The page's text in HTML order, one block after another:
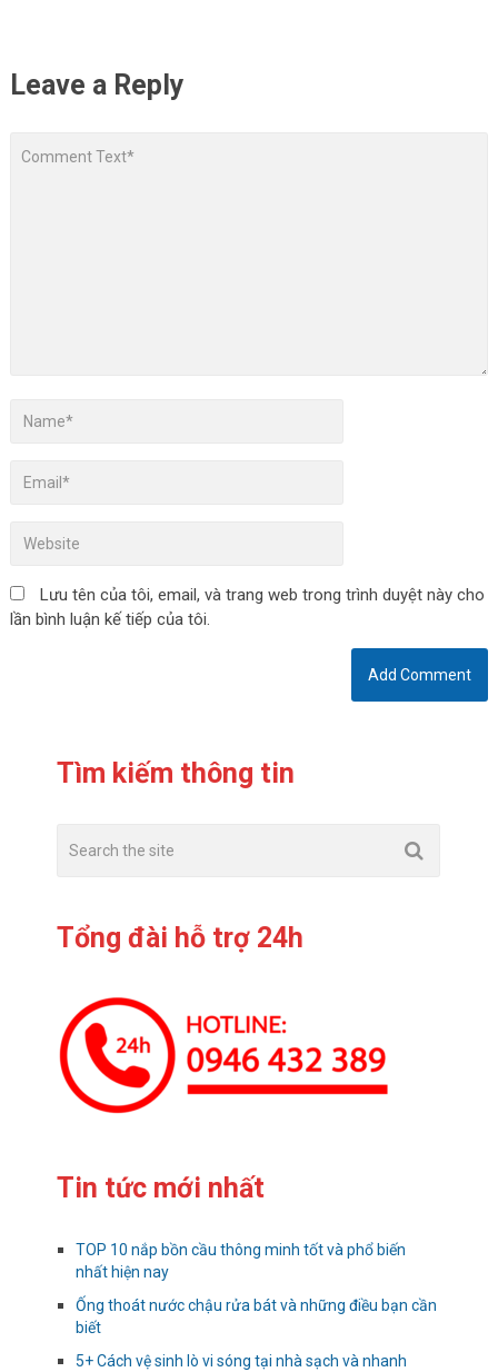
Leave a Reply
Lưu tên của tôi, email, và trang web trong trình duyệt này cho
lần bình luận kế tiếp của tôi.
Tìm kiếm thông tin
Tổng đài hỗ trợ 24h
Tin tức mới nhất
TOP 10 nắp bồn cầu thông minh tốt và phổ biến
nhất hiện nay
Ống thoát nước chậu rửa bát và những điều bạn cần
biết
5+ Cách vệ sinh lò vi sóng tại nhà sạch và nhanh